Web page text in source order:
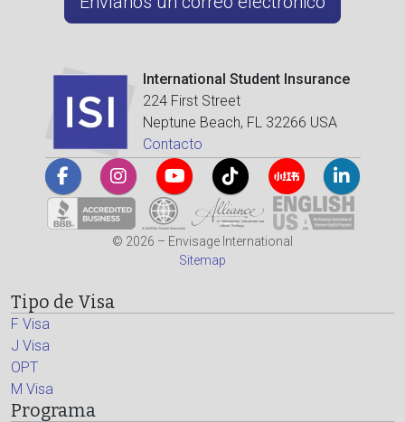
International Student Insurance
224 First Street
Neptune Beach, FL 32266 USA
Contacto
© 2026 – Envisage International
Sitemap
Tipo de Visa
F Visa
J Visa
OPT
M Visa
Programa